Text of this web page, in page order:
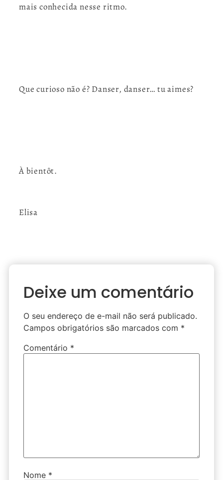
mais conhecida nesse ritmo.
Que curioso não é? Danser, danser… tu aimes?
À bientôt.
Elisa
Deixe um comentário
O seu endereço de e-mail não será publicado.
Campos obrigatórios são marcados com *
Comentário *
Nome *